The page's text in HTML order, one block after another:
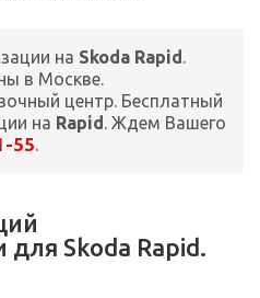
на Skoda Rapid .
в Москве.
центр. Бесплатный
на Rapid . Ждем Вашего
55.
для Skoda Rapid.